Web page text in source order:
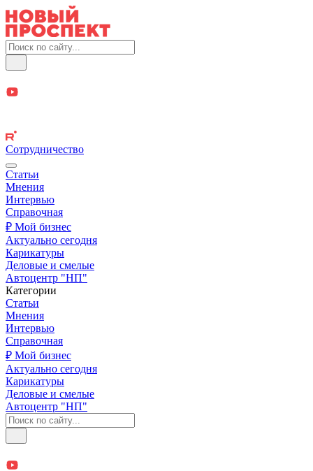
Сотрудничество
Статьи
Мнения
Интервью
Справочная
₽ Мой бизнес
Актуально сегодня
Карикатуры
Деловые и смелые
Автоцентр "НП"
Категории
Статьи
Мнения
Интервью
Справочная
₽ Мой бизнес
Актуально сегодня
Карикатуры
Деловые и смелые
Автоцентр "НП"